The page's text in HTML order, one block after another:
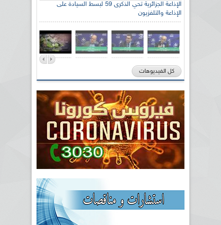
الإذاعة الجزائرية تحي الذكرى 59 لبسط السيادة على
الإذاعة والتلفزيون
كل الفيديوهات